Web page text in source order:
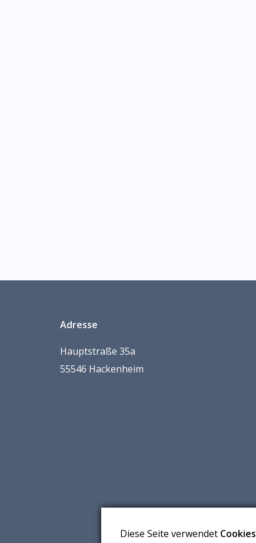
Adresse
Hauptstraße 35a
55546 Hackenheim
Diese Seite verwendet Cookies